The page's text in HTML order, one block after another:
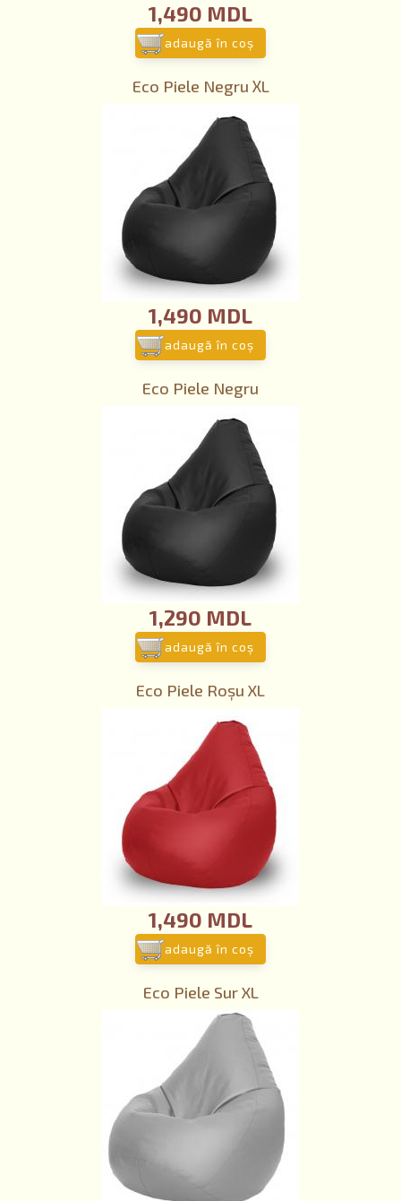
1,490 MDL
adaugă în coş
Eco Piele Negru ХL
1,490 MDL
adaugă în coş
Eco Piele Negru
1,290 MDL
adaugă în coş
Eco Piele Roșu XL
1,490 MDL
adaugă în coş
Eco Piele Sur XL